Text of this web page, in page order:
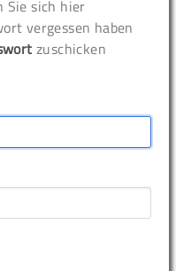
Sie sich hier
vergessen haben
zuschicken